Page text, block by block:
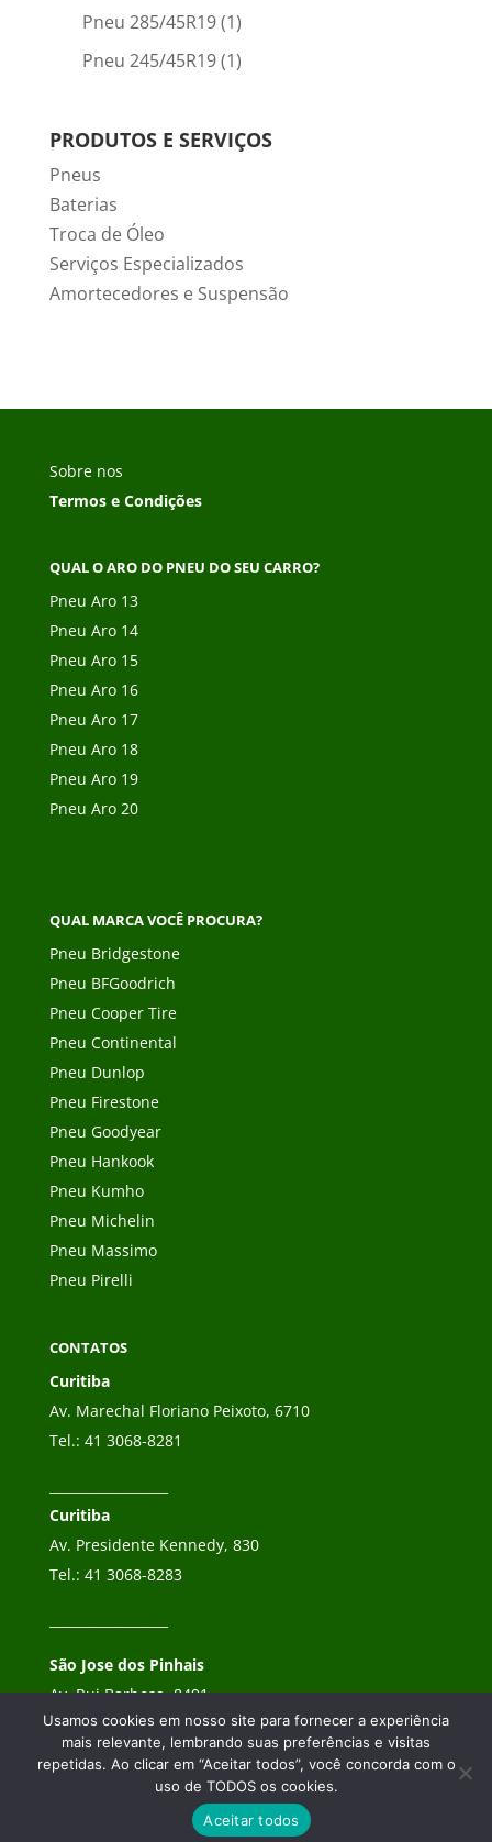
Pneu 285/45R19(1)
Pneu 245/45R19(1)
PRODUTOS E SERVIÇOS
Pneus
Baterias
Troca de Óleo
Serviços Especializados
Amortecedores e Suspensão
Sobre nos
Termos e Condições
QUAL O ARO DO PNEU DO SEU CARRO?
Pneu Aro 13
Pneu Aro 14
Pneu Aro 15
Pneu Aro 16
Pneu Aro 17
Pneu Aro 18
Pneu Aro 19
Pneu Aro 20
QUAL MARCA VOCÊ PROCURA?
Pneu Bridgestone
Pneu BFGoodrich
Pneu Cooper Tire
Pneu Continental
Pneu Dunlop
Pneu Firestone
Pneu Goodyear
Pneu Hankook
Pneu Kumho
Pneu Michelin
Pneu Massimo
Pneu Pirelli
CONTATOS
Curitiba
Av. Marechal Floriano Peixoto, 6710
Tel.: 41 3068-8281
Curitiba
Av. Presidente Kennedy, 830
Tel.: 41 3068-8283
São Jose dos Pinhais
Av. Rui Barbosa, 8491
Tel.:41 3068-8282
Usamos cookies em nosso site para fornecer a experiência
mais relevante, lembrando suas preferências e visitas
repetidas. Ao clicar em “Aceitar todos”, você concorda com o
uso de TODOS os cookies.
Aceitar todos